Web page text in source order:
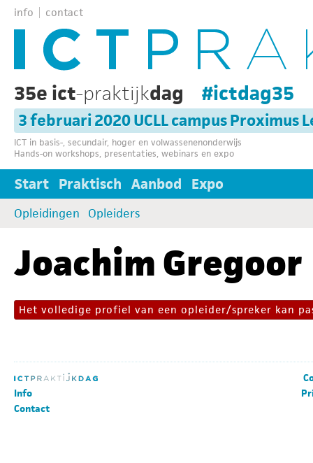
info contact
35e ict-praktijkdag #ictdag35
3 februari 2020 UCLL campus Proximus
ICT in basis-, secundair, hoger en volwassenenonderwijs
Hands-on workshops, presentaties, webinars en expo
Start Praktisch Aanbod Expo
Opleidingen Opleiders
Joachim Gregoor
Het volledige profiel van een opleider/spreker kan
Info
Contact